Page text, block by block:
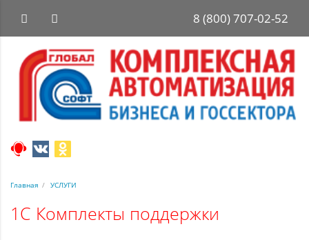
8 (800) 707-02-52
Главная УСЛУГИ
1C Комплекты поддержки